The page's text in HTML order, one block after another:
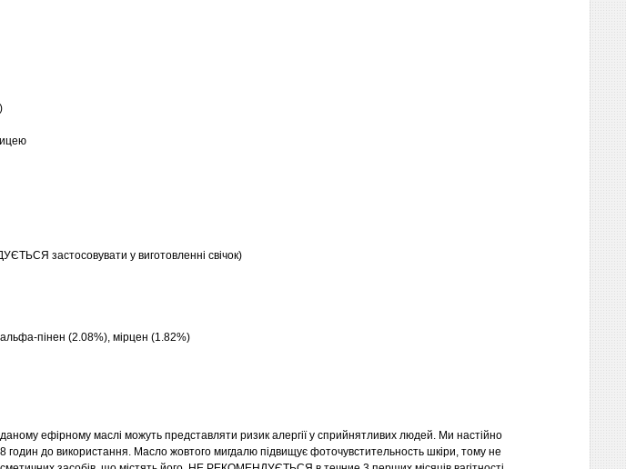
застосовувати у виготовленні свічок)
пінен (2.08%), мірцен (1.82%)
ефірному маслі можуть представляти ризик алергії у сприйнятливих людей. Ми настійно
годин до використання. Масло жовтого мигдалю підвищує фоточувстительность шкіри, тому не